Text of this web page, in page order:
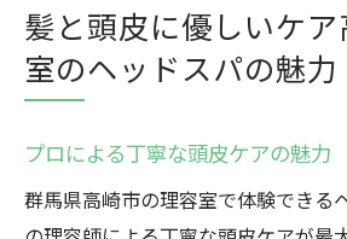
髪と頭皮に優しいケ
室のヘッドスパの魅力
プロによる丁寧な頭皮ケアの魅力
群馬県高崎市の理容室で体験できる